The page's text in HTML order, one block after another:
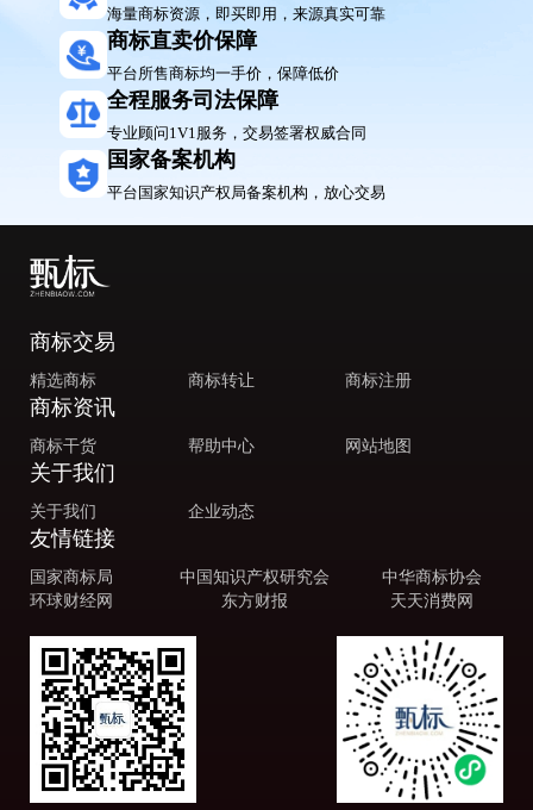
海量商标资源，即买即用，来源真实可靠
商标直卖价保障
平台所售商标均一手价，保障低价
全程服务司法保障
专业顾问1V1服务，交易签署权威合同
国家备案机构
平台国家知识产权局备案机构，放心交易
商标交易
精选商标 商标转让 商标注册
商标资讯
商标干货 帮助中心 网站地图
关于我们
关于我们 企业动态
友情链接
国家商标局 中国知识产权研究会
中华商标协会
环球财经网
东方财报 天天消费网